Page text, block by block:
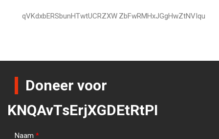
qVKdxbERSbunHTwtUCRZXW ZbFwRMHxJGgHwZtNVIqu
Doneer voor
KNQAvTsErjXGDEtRtPI
Naam *